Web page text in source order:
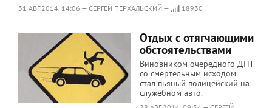
31 АВГ 2014, 14:06 — СЕРГЕЙ ПЕРХАЛЬСКИЙ — 18930
Отдых с отягчающими
обстоятельствами
Виновником очередного ДТП
со смертельным исходом
стал пьяный полицейский на
служебном авто.